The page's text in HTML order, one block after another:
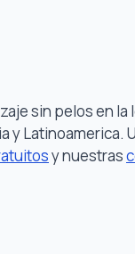
sin pelos en la
Latinoamerica.
y nuestras